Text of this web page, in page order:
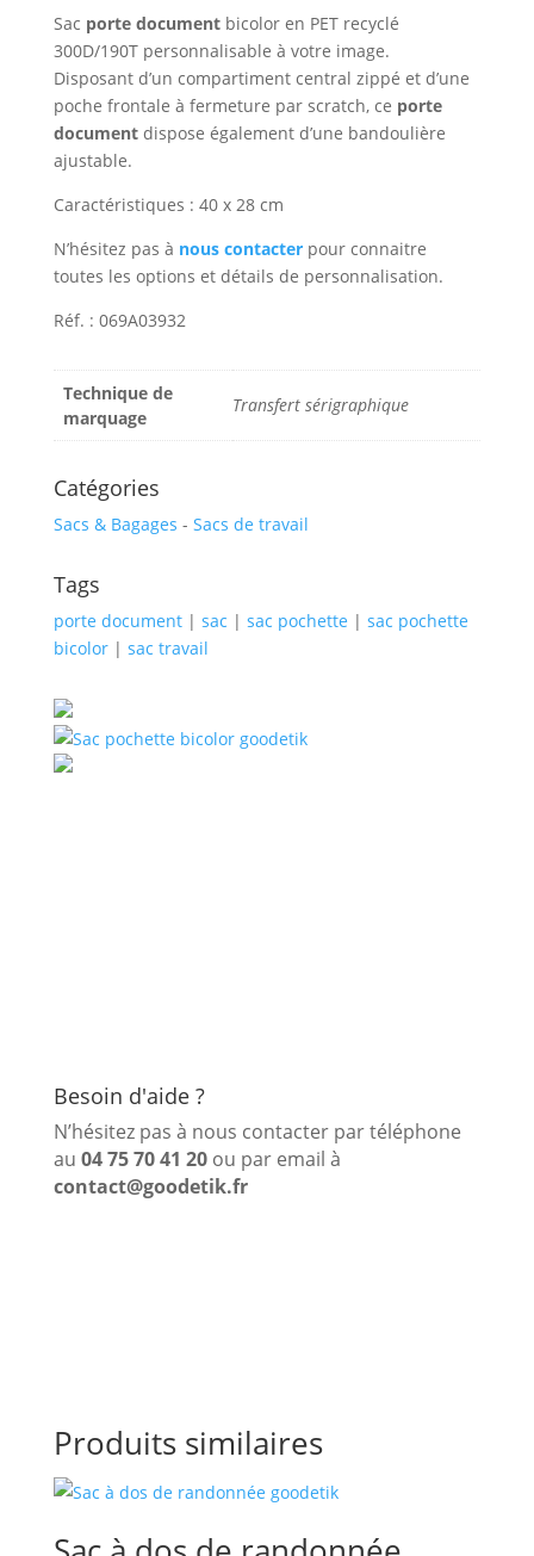
Sac porte documentbicolor en PET recyclé
300D/190T personnalisable à votre image.
Disposant d’un compartiment central zippé et d’une
poche frontale à fermeture par scratch, ce porte
documentdispose également d’une bandoulière
ajustable.
Caractéristiques : 40 x 28 cm
N’hésitez pas à nous contacterpour connaitre
toutes les options et détails de personnalisation.
Réf. : 069A03932
Technique de
marquage
Transfert sérigraphique
Catégories
Sacs & Bagages - Sacs de travail
Tags
porte document| sac | sac pochette | sac pochette
bicolor| sac travail
Besoin d'aide ?
N’hésitez pas à nous contacter par téléphone
au 04 75 70 41 20 ou par email à
contact@goodetik.fr
Produits similaires